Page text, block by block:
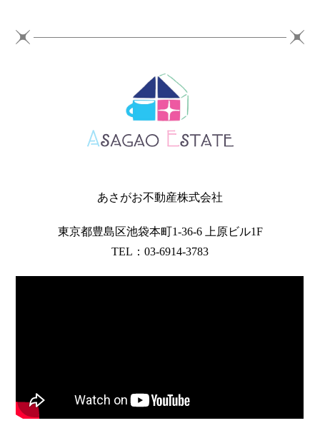
あさがお不動産株式会社
東京都豊島区池袋本町1-36-6 上原ビル1F
TEL：03-6914-3783